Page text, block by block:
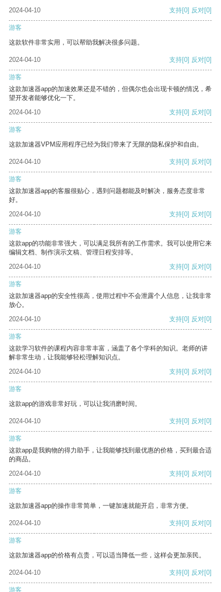
2024-04-10 支持[0] 反对[0]
游客
这款软件非常实用，可以帮助我解决很多问题。
2024-04-10 支持[0] 反对[0]
游客
这款加速器app的加速效果还是不错的，但偶尔也会出现卡顿的情况，希
望开发者能够优化一下。
2024-04-10
支持[0] 反对[0]
游客
这款加速器VPM应用程序已经为我们带来了无限的隐私保护和自由。
2024-04-10 支持[0] 反对[0]
游客
这款加速器app的客服很贴心，遇到问题都能及时解决，服务态度非常
好。
2024-04-10
支持[0] 反对[0]
游客
这款app的功能非常强大，可以满足我所有的工作需求。我可以使用它来
编辑文档、制作演示文稿、管理日程安排等。
2024-04-10
支持[0] 反对[0]
游客
这款加速器app的安全性很高，使用过程中不会泄露个人信息，让我非常
放心。
2024-04-10
支持[0] 反对[0]
游客
这款学习软件的课程内容非常丰富，涵盖了各个学科的知识。老师的讲
解非常生动，让我能够轻松理解知识点。
2024-04-10
支持[0] 反对[0]
游客
这款app的游戏非常好玩，可以让我消磨时间。
2024-04-10 支持[0] 反对[0]
游客
这款app是我购物的得力助手，让我能够找到最优惠的价格，买到最合适
的商品。
2024-04-10
支持[0] 反对[0]
游客
这款加速器app的操作非常简单，一键加速就能开启，非常方便。
2024-04-10 支持[0] 反对[0]
游客
这款加速器app的价格有点贵，可以适当降低一些，这样会更加亲民。
2024-04-10 支持[0] 反对[0]
游客